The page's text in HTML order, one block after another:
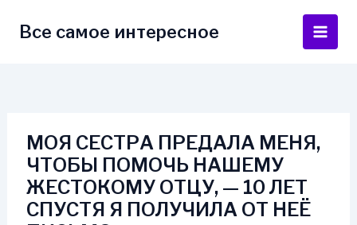
Все самое интересное
Main
МОЯ СЕСТРА ПРЕДАЛА МЕНЯ,
ЧТОБЫ ПОМОЧЬ НАШЕМУ
ЖЕСТОКОМУ ОТЦУ, — 10 ЛЕТ
СПУСТЯ Я ПОЛУЧИЛА ОТ НЕЁ